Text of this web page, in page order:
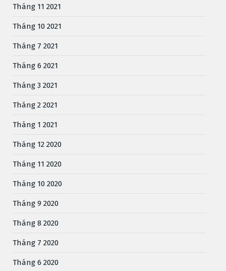
Tháng 11 2021
Tháng 10 2021
Tháng 7 2021
Tháng 6 2021
Tháng 3 2021
Tháng 2 2021
Tháng 1 2021
Tháng 12 2020
Tháng 11 2020
Tháng 10 2020
Tháng 9 2020
Tháng 8 2020
Tháng 7 2020
Tháng 6 2020